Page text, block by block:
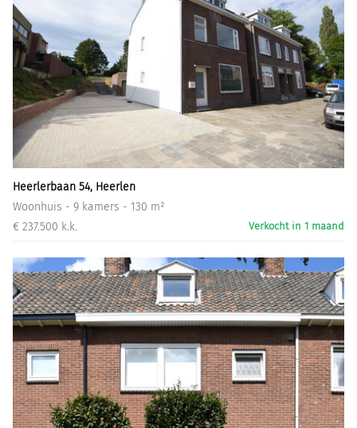
Heerlerbaan 54, Heerlen
Woonhuis - 9 kamers - 130 m²
€ 237.500 k.k.
Verkocht in 1 maand